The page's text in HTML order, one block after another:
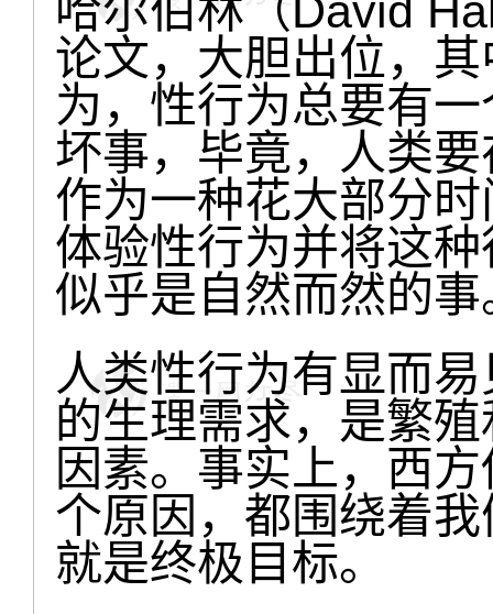
哈尔伯林（David
论文，大胆出位，
为，性行为总要有
坏事，毕竟，人类
作为一种花大部分
体验性行为并将这
似乎是自然而然的事
人类性行为有显而
的生理需求，是繁
因素。事实上，西
个原因，都围绕着我
就是终极目标。